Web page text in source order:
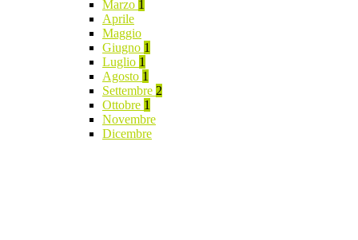
Marzo 1
Aprile
Maggio
Giugno 1
Luglio 1
Agosto 1
Settembre 2
Ottobre 1
Novembre
Dicembre